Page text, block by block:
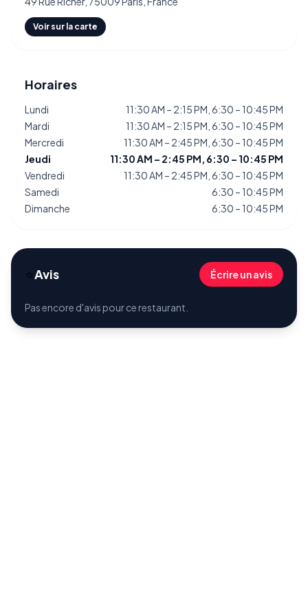
Voir sur la carte
Horaires
Lundi
11:30 AM – 2:15 PM, 6:30 – 10:45 PM
Mardi
11:30 AM – 2:15 PM, 6:30 – 10:45 PM
Mercredi
11:30 AM – 2:45 PM, 6:30 – 10:45 PM
Jeudi
11:30 AM – 2:45 PM, 6:30 – 10:45 PM
Vendredi
11:30 AM – 2:45 PM, 6:30 – 10:45 PM
Samedi
6:30 – 10:45 PM
Dimanche
6:30 – 10:45 PM
⭐Avis Écrire un avis
Pas encore d'avis pour ce restaurant.